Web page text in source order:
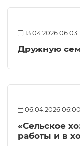
13.04.2026 06:03
Дружную
06.04.2026 06:00
«Сельское
работы и в